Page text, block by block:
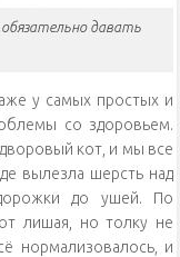
давать
у самых простых и
со здоровьем.
кот, и мы все
вылезла шерсть над
до ушей. По
лишая, но толку не
нормализовалось, и